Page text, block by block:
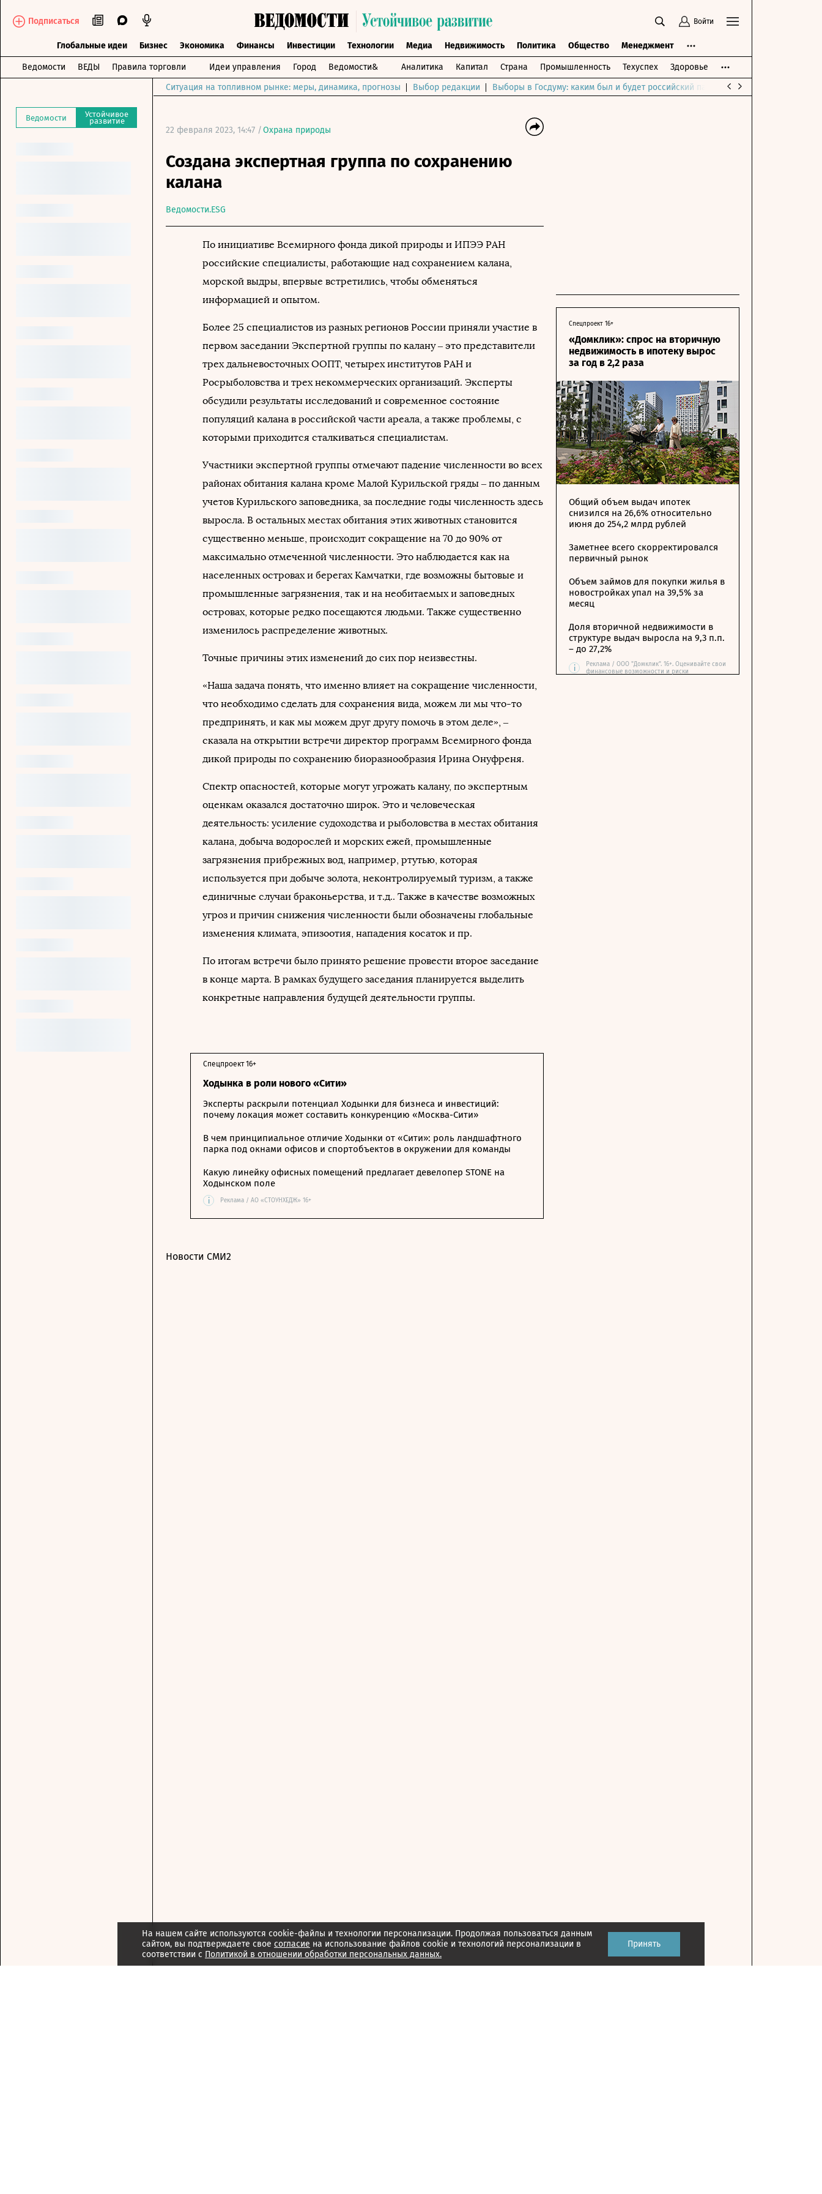
На нашем сайте используются cookie-файлы и технологии персонализации. Продолжая пользоваться данным
сайтом, вы подтверждаете свое согласие на использование файлов cookie и технологий персонализации в
соответствии с Политикой в отношении обработки персональных данных.
Принять
Подписаться Войти
Глобальные идеи Бизнес Экономика Финансы Инвестиции Технологии Медиа Недвижимость Политика Общество Менеджмент
Ведомости ВЕДЫ Правила торговли Идеи управления Город Ведомости& Аналитика Капитал Страна Промышленность Техуспех Здоровье
Ведомости Устойчивое
развитие
Ситуация на топливном рынке: меры, динамика, прогнозы Выбор редакции Выборы в Госдуму: каким был и будет российский парламент
22 февраля 2023, 14:47 /Охрана природы
Создана экспертная группа по сохранению
калана
Ведомости.ESG
По инициативе Всемирного фонда дикой природы и ИПЭЭ РАН
российские специалисты, работающие над сохранением калана,
морской выдры, впервые встретились, чтобы обменяться
информацией и опытом.
Более 25 специалистов из разных регионов России приняли участие в
первом заседании Экспертной группы по калану – это представители
трех дальневосточных ООПТ, четырех институтов РАН и
Росрыболовства и трех некоммерческих организаций. Эксперты
обсудили результаты исследований и современное состояние
популяций калана в российской части ареала, а также проблемы, с
которыми приходится сталкиваться специалистам.
Участники экспертной группы отмечают падение численности во всех
районах обитания калана кроме Малой Курильской гряды – по данным
учетов Курильского заповедника, за последние годы численность здесь
выросла. В остальных местах обитания этих животных становится
существенно меньше, происходит сокращение на 70 до 90% от
максимально отмеченной численности. Это наблюдается как на
населенных островах и берегах Камчатки, где возможны бытовые и
промышленные загрязнения, так и на необитаемых и заповедных
островах, которые редко посещаются людьми. Также существенно
изменилось распределение животных.
Точные причины этих изменений до сих пор неизвестны.
«Наша задача понять, что именно влияет на сокращение численности,
что необходимо сделать для сохранения вида, можем ли мы что-то
предпринять, и как мы можем друг другу помочь в этом деле», –
сказала на открытии встречи директор программ Всемирного фонда
дикой природы по сохранению биоразнообразия Ирина Онуфреня.
Спектр опасностей, которые могут угрожать калану, по экспертным
оценкам оказался достаточно широк. Это и человеческая
деятельность: усиление судоходства и рыболовства в местах обитания
калана, добыча водорослей и морских ежей, промышленные
загрязнения прибрежных вод, например, ртутью, которая
используется при добыче золота, неконтролируемый туризм, а также
единичные случаи браконьерства, и т.д.. Также в качестве возможных
угроз и причин снижения численности были обозначены глобальные
изменения климата, эпизоотия, нападения косаток и пр.
По итогам встречи было принято решение провести второе заседание
в конце марта. В рамках будущего заседания планируется выделить
конкретные направления будущей деятельности группы.
Ходынка в роли нового «Сити»
Спецпроект 16+
Эксперты раскрыли потенциал Ходынки для бизнеса и инвестиций:
почему локация может составить конкуренцию «Москва-Сити»
В чем принципиальное отличие Ходынки от «Сити»: роль ландшафтного
парка под окнами офисов и спортобъектов в окружении для команды
Какую линейку офисных помещений предлагает девелопер STONE на
Ходынском поле
i Реклама / АО «СТОУНХЕДЖ» 16+
Спецпроект 16+
«Домклик»: спрос на вторичную
недвижимость в ипотеку вырос
за год в 2,2 раза
Общий объем выдач ипотек
снизился на 26,6% относительно
июня до 254,2 млрд рублей
Заметнее всего скорректировался
первичный рынок
Объем займов для покупки жилья в
новостройках упал на 39,5% за
месяц
Доля вторичной недвижимости в
структуре выдач выросла на 9,3 п.п.
– до 27,2%
i
Реклама / ООО "Домклик". 16+. Оценивайте свои
финансовые возможности и риски
Новости СМИ2